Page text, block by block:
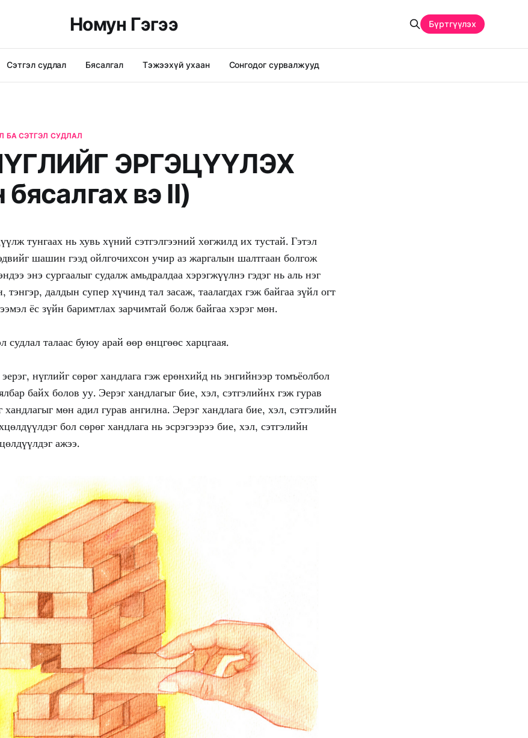
Номун Гэгээ
Сэтгэл судлал Бясалгал Тэжээхүй ухаан Сонгодог сурвалжууд
Бүртгүүлэх
БА СЭТГЭЛ СУДЛАЛ
ЭРГЭЦҮҮЛЭХ
бясалгах вэ II)
тунгаах нь хувь хүний сэтгэлгээний хөгжилд их тустай. Гэтэл
шашин гээд ойлгочихсон учир аз жаргалын шалтгаан болгож
энэ сургаалыг судалж амьдралдаа хэрэгжүүлнэ гэдэг нь аль нэг
тэнгэр, далдын супер хүчинд тал засаж, таалагдах гэж байгаа зүйл огт
ёс зүйн баримтлах зарчимтай болж байгаа хэрэг мөн.
судлал талаас буюу арай өөр өнцгөөс харцгаая.
нүглийг сөрөг хандлага гэж ерөнхийд нь энгийнээр томъёолбол
байх болов уу. Эерэг хандлагыг бие, хэл, сэтгэлийнх гэж гурав
мөн адил гурав ангилна. Эерэг хандлага бие, хэл, сэтгэлийн
бол сөрөг хандлага нь эсрэгээрээ бие, хэл, сэтгэлийн
ажээ.